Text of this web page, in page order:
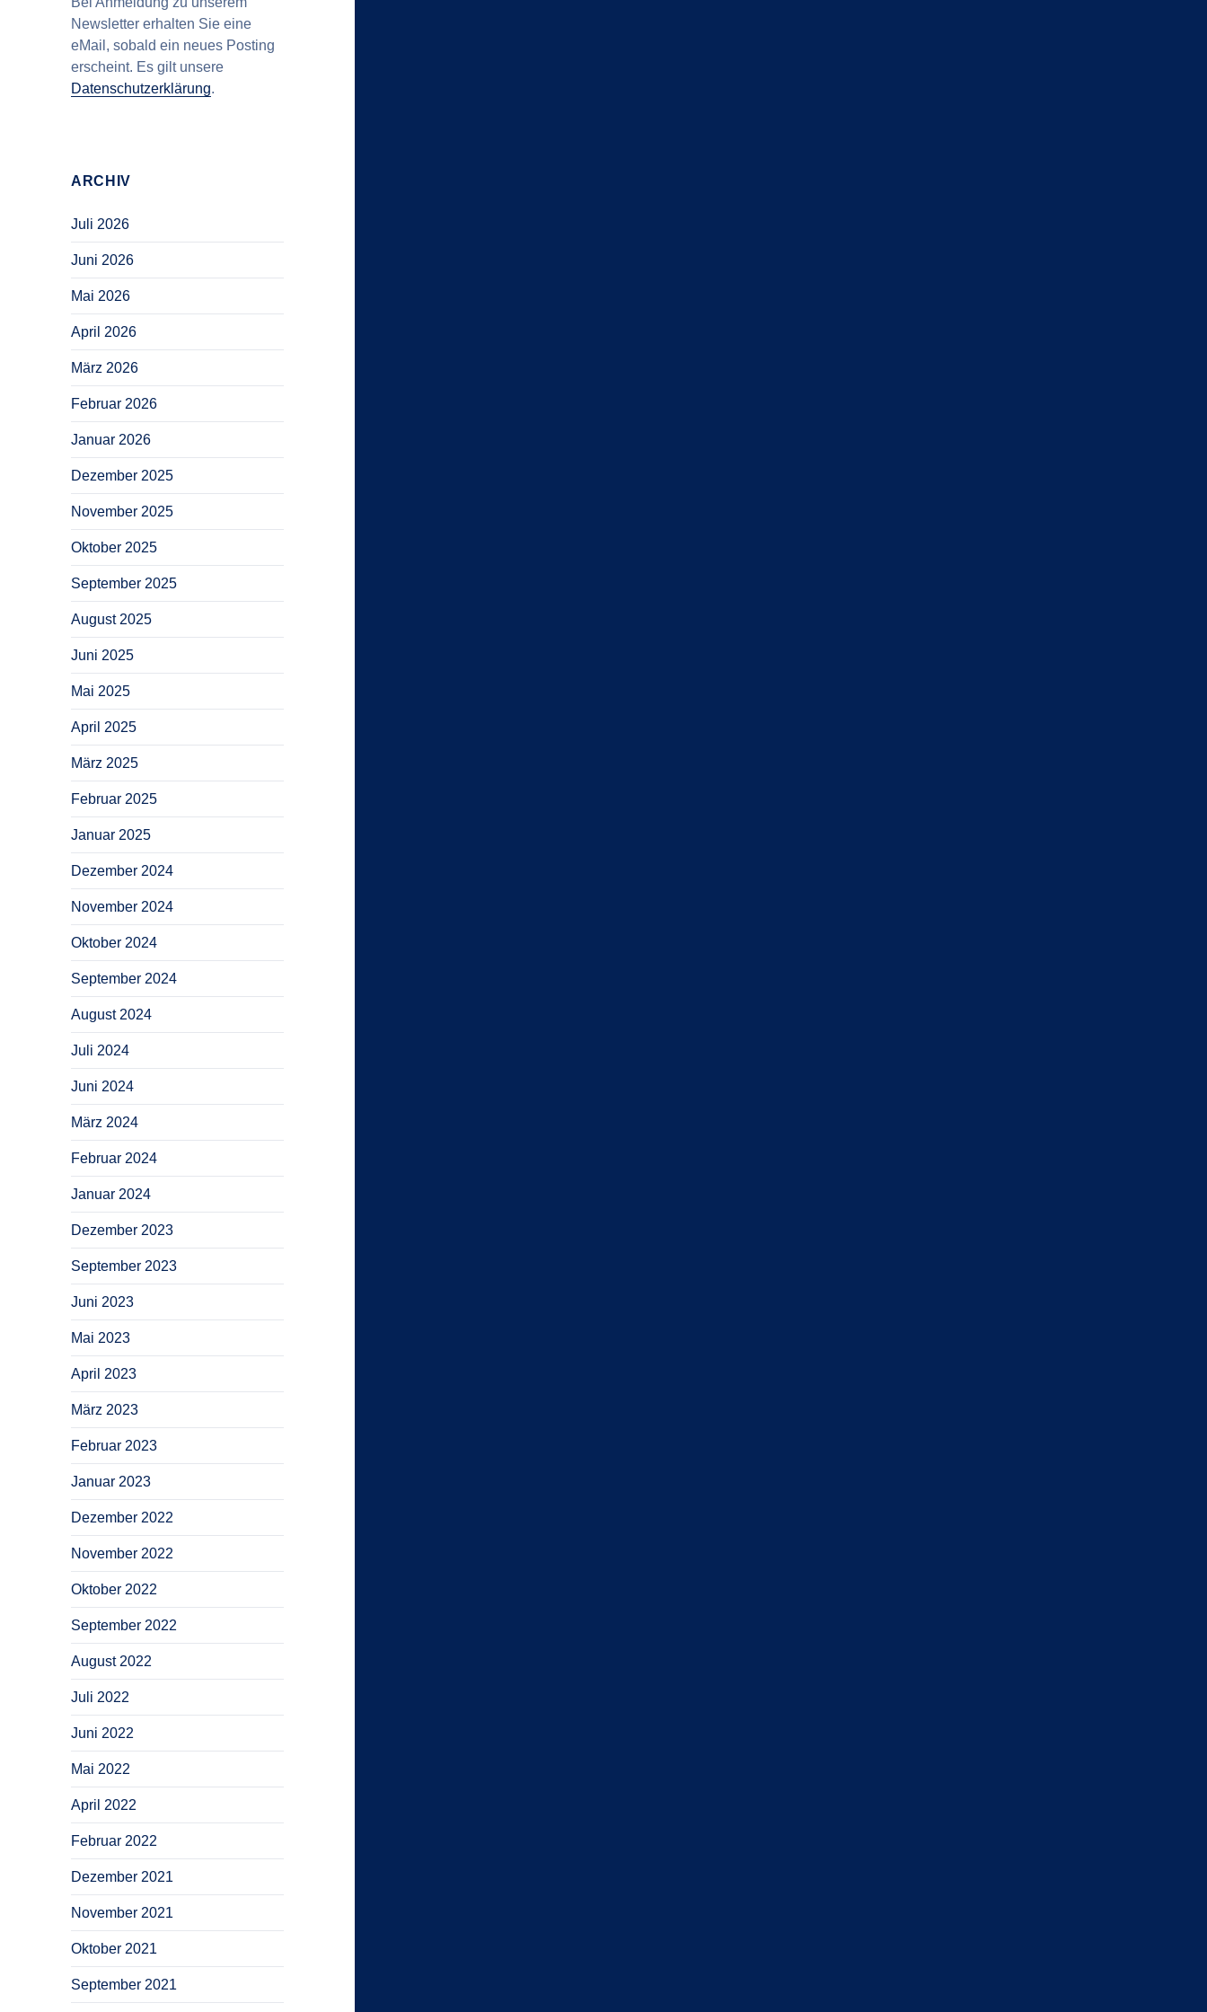
Newsletter erhalten Sie eine
eMail, sobald ein neues Posting
erscheint. Es gilt unsere
Datenschutzerklärung.
ARCHIV
Juli 2026
Juni 2026
Mai 2026
April 2026
März 2026
Februar 2026
Januar 2026
Dezember 2025
November 2025
Oktober 2025
September 2025
August 2025
Juni 2025
Mai 2025
April 2025
März 2025
Februar 2025
Januar 2025
Dezember 2024
November 2024
Oktober 2024
September 2024
August 2024
Juli 2024
Juni 2024
März 2024
Februar 2024
Januar 2024
Dezember 2023
September 2023
Juni 2023
Mai 2023
April 2023
März 2023
Februar 2023
Januar 2023
Dezember 2022
November 2022
Oktober 2022
September 2022
August 2022
Juli 2022
Juni 2022
Mai 2022
April 2022
Februar 2022
Dezember 2021
November 2021
Oktober 2021
September 2021